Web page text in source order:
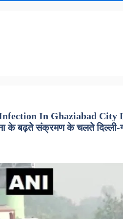
In Ghaziabad City
बढ़ते संक्रमण के चलते दिल्ली-